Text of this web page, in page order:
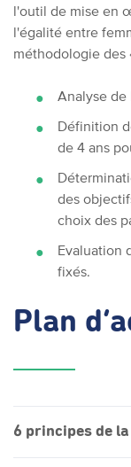
l'outil de mise en
l'égalité entre
méthodologie des
Analyse de
Définition
de 4 ans
des
choix des
Evaluation
fixés.
Plan
6 principes de